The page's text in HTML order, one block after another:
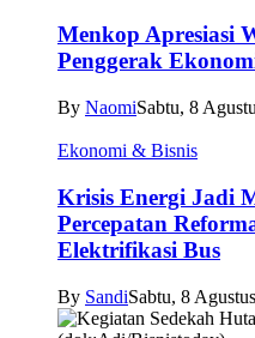
Menkop Apresiasi
Penggerak
By NaomiSabtu, 8
Ekonomi & Bisnis
Krisis Energi Jadi
Percepatan
Elektrifikasi Bus
By SandiSabtu, 8